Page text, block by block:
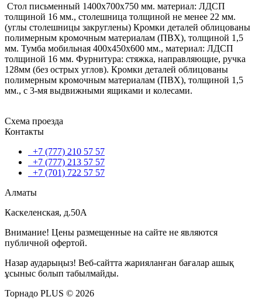
Стол письменный 1400х700х750 мм. материал: ЛДСП
толщиной 16 мм., столешница толщиной не менее 22 мм.
(углы столешницы закруглены) Кромки деталей облицованы
полимерным кромочным материалам (ПВХ), толщиной 1,5
мм. Тумба мобильная 400х450х600 мм., материал: ЛДСП
толщиной 16 мм. Фурнитура: стяжка, направляющие, ручка
128мм (без острых углов). Кромки деталей облицованы
полимерным кромочным материалам (ПВХ), толщиной 1,5
мм., с 3-мя выдвижными ящиками и колесами.
Схема проезда
Контакты
+7 (777) 210 57 57
+7 (777) 213 57 57
+7 (701) 722 57 57
Алматы
Каскеленская, д.50А
Внимание! Цены размещенные на сайте не являются
публичной офертой.
Назар аударыңыз! Веб-сайтта жарияланған бағалар ашық
ұсыныс болып табылмайды.
Торнадо PLUS © 2026